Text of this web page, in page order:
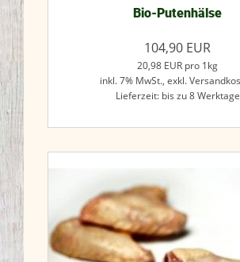
Bio-Putenhälse
104,90 EUR
20,98 EUR pro 1kg
inkl. 7% MwSt., exkl.
Lieferzeit: bis zu 8 Werktage
Jetzt kaufen